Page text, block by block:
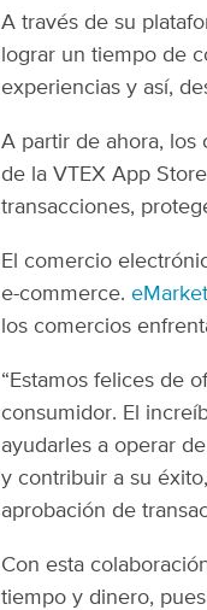
A través de su
lograr un tiempo de
experiencias y así,
A partir de ahora, los
de la VTEX App
transacciones,
El comercio
e-commerce.
los comercios
“Estamos felices de
consumidor. El
ayudarles a operar
y contribuir a su
aprobación de
Con esta
tiempo y dinero,